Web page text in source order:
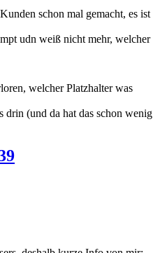
schon mal gemacht, es ist
udn weiß nicht mehr, welcher
welcher Platzhalter was
(und da hat das schon wenig